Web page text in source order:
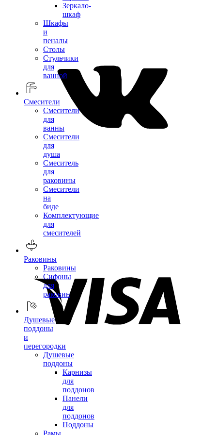
Зеркало-
шкаф
Шкафы
и
пеналы
Столы
Стульчики
для
ванной
Смесители
Смесители
для
ванны
Смесители
для
душа
Смеситель
для
раковины
Смесители
на
биде
Комплектующие
для
смесителей
Раковины
Раковины
Сифоны
для
раковин
Душевые
поддоны
и
перегородки
Душевые
поддоны
Карнизы
для
поддонов
Панели
для
поддонов
Поддоны